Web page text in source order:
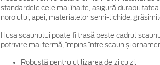
standardele cele mai înalte, asigură
noroiului, apei, materialelor semi-lichide,
Husa scaunului poate fi trasă peste cadrul
potrivire mai fermă, împins între scaun și
Robustă pentru utilizarea de zi cu zi.